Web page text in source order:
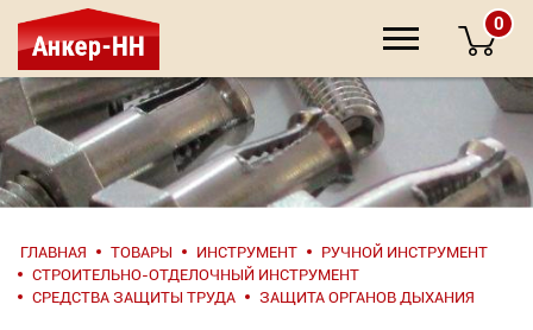
НАПИШИТЕ
НАМ
0
ГЛАВНАЯ ТОВАРЫ ИНСТРУМЕНТ
РУЧНОЙ ИНСТРУМЕНТ
СТРОИТЕЛЬНО-ОТДЕЛОЧНЫЙ ИНСТРУМЕНТ
СРЕДСТВА ЗАЩИТЫ ТРУДА
ЗАЩИТА ОРГАНОВ ДЫХАНИЯ